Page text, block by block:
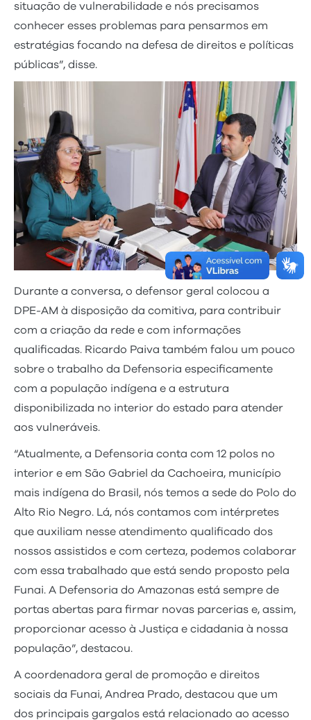
situação de vulnerabilidade e nós precisamos
conhecer esses problemas para pensarmos em
estratégias focando na defesa de direitos e políticas
públicas”, disse.
Durante a conversa, o defensor geral colocou a
DPE-AM à disposição da comitiva, para contribuir
com a criação da rede e com informações
qualificadas. Ricardo Paiva também falou um pouco
sobre o trabalho da Defensoria especificamente
com a população indígena e a estrutura
disponibilizada no interior do estado para atender
aos vulneráveis.
“Atualmente, a Defensoria conta com 12 polos no
interior e em São Gabriel da Cachoeira, município
mais indígena do Brasil, nós temos a sede do Polo do
Alto Rio Negro. Lá, nós contamos com intérpretes
que auxiliam nesse atendimento qualificado dos
nossos assistidos e com certeza, podemos colaborar
com essa trabalhado que está sendo proposto pela
Funai. A Defensoria do Amazonas está sempre de
portas abertas para firmar novas parcerias e, assim,
proporcionar acesso à Justiça e cidadania à nossa
população”, destacou.
A coordenadora geral de promoção e direitos
sociais da Funai, Andrea Prado, destacou que um
dos principais gargalos está relacionado ao acesso